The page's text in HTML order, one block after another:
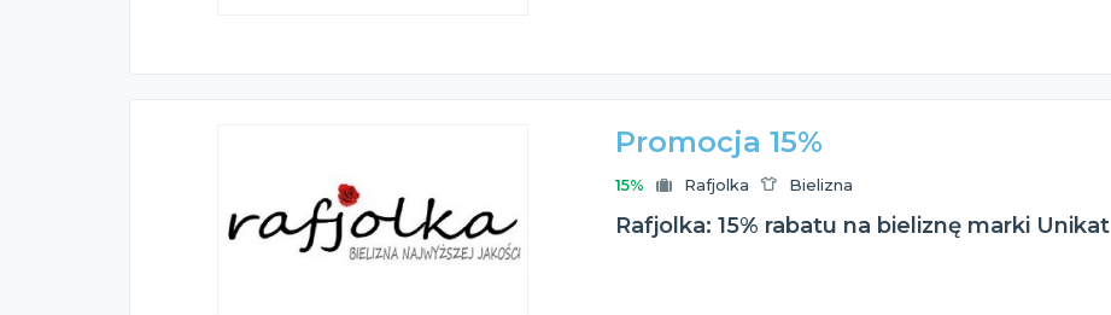
Promocja 15%
15% Rafjolka Bielizna
Rafjolka: 15% rabatu na bieliznę marki Unikat